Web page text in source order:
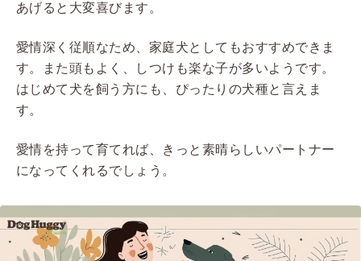
あげると大変喜びます。
愛情深く従順なため、家庭犬としてもおすすめできま
す。また頭もよく、しつけも楽な子が多いようです。
はじめて犬を飼う方にも、ぴったりの犬種と言えま
す。
愛情を持って育てれば、きっと素晴らしいパートナー
になってくれるでしょう。